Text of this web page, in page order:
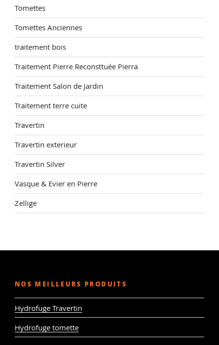
Tomettes
Tomettes Anciennes
traitement bois
Traitement Pierre Reconsttuée Pierra
Traitement Salon de Jardin
Traitement terre cuite
Travertin
Travertin exterieur
Travertin Silver
Vasque & Evier en Pierre
Zellige
NOS MEILLEURS PRODUITS
Hydrofuge Travertin
Hydrofuge tomette